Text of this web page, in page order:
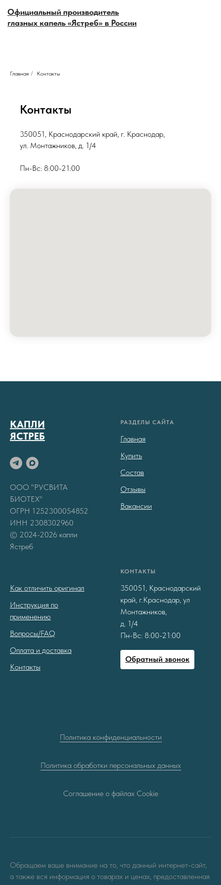
Официальный производитель
глазных капель «Ястреб» в России
Главная / Контакты
Контакты
350051, Краснодарский край, г. Краснодар,
ул. Монтажников, д. 1/4
Пн-Вс: 8:00-21:00
КАПЛИ
ЯСТРЕБ
ООО "РУСВИТА
БИОТЕХ"
ОГРН 1252300054852
ИНН 2308302960
© 2024-2026 капли
Ястреб
РАЗДЕЛЫ САЙТА
Главная
Купить
Состав
Отзывы
Вакансии
Как отличить оригинал
Инструкция по
применению
Вопросы/FAQ
Оплата и доставка
Контакты
КОНТАКТЫ
350051, Краснодарский
край, г.Краснодар, ул
Монтажников,
д. 1/4
Пн-Вс: 8:00-21:00
Обратный звонок
Политика конфиденциальности
Политика обработки персональных данных
Соглашение о файлах Cookie
Обращаем ваше внимание на то, что данный интернет-сайт,
а также вся информация о товарах и ценах, предоставленная